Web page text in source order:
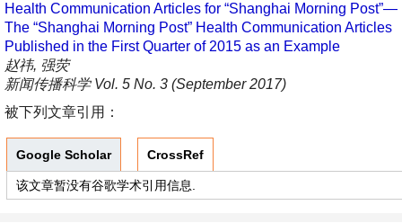
Health Communication Articles for “Shanghai Morning Post”—
The “Shanghai Morning Post” Health Communication Articles
Published in the First Quarter of 2015 as an Example
赵祎, 强荧
新闻传播科学 Vol. 5 No. 3 (September 2017)
被下列文章引用：
Google Scholar CrossRef
该文章暂没有谷歌学术引用信息.